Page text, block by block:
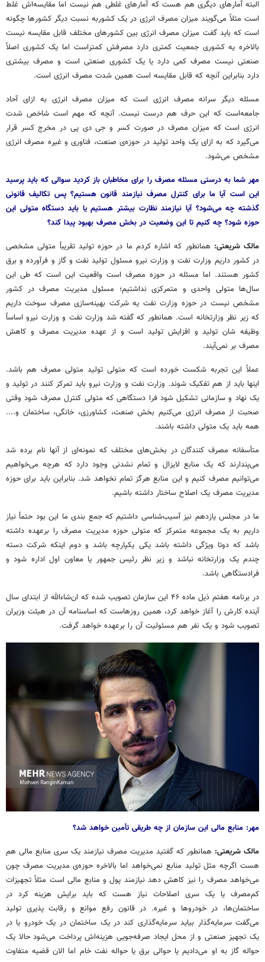
البته آمارهای دیگری هم هست که آمارهای غلطی هم نیست اما مقایسه‌اش غلط
است مثلاً می‌گویند میزان مصرف انرژی در یک کشوربه نسبت دیگر کشورها چگونه
است که باید گفت میزان مصرف انرژی بین کشورهای مختلف قابل مقایسه نیست
بالاخره یه کشوری جمعیت کمتری دارد مصرفش کمتراست اما یک کشوری اصلاً
صنعتی نیست مصرف کمی دارد یا یک کشوری صنعتی است و مصرف بیشتری
دارد بنابراین آنچه که قابل مقایسه است همین شدت مصرف انرژی است.
مسئله دیگر سرانه مصرف انرژی است که میزان مصرف انرژی به ازای آحاد
جامعه‌است که این حرف هم درست نیست. آنچه که مهم است شاخص شدت
انرژی است که میزان مصرف در صورت کسر و جی دی پی در مخرج کسر قرار
می‌گیرد که به ازای یک واحد تولید در حوزه‌ی صنعت، فناوری و غیره مصرف انرژی
مشخص می‌شود.
مهر شما به درستی مسئله مصرف را برای مخاطبان باز کردید سوالی که باید پرسید
این است آیا ما برای کنترل مصرف نیازمند قانون هستیم؟ پس تکالیف قانونی
گذشته چه می‌شود؟ آیا نیازمند نظارت بیشتر هستیم یا باید دستگاه متولی این
حوزه شود؟ چه کنیم تا این وضعیت در بخش مصرف بهبود پیدا کند؟
مالک شریعتی: همانطور که اشاره کردم ما در حوزه تولید تقریباً متولی مشخصی
در کشور داریم وزارت نفت و وزارت نیرو مسئول تولید نفت و گاز و فرآورده و برق
کشور هستند. اما مسئله در حوزه مصرف است واقعیت این است که طی این
سال‌ها متولی واحدی و متمرکزی نداشتیم؛ مسئول مدیریت مصرف در کشور
مشخص نیست در حوزه وزارت نفت یه شرکت بهینه‌سازی مصرف سوخت داریم
که زیر نظر وزارتخانه است. همانطور که گفته شد وزارت نفت و وزارت نیرو اساساً
وظیفه شان تولید و افزایش تولید است و از عهده مدیریت مصرف و کاهش
مصرف بر نمی‌آیند.
عملاً این تجربه شکست خورده است که متولی تولید متولی مصرف هم باشد.
اینها باید از هم تفکیک شوند. وزارت نفت و وزارت نیرو باید تمرکز کنند در تولید و
یک نهاد و سازمانی تشکیل شود فرا دستگاهی که متولی کنترل مصرف شود وقتی
صحبت از مصرف انرژی می‌کنیم بخش صنعت، کشاورزی، خانگی، ساختمان و....
همه باید یک متولی داشته باشند.
متأسفانه مصرف کنندگان در بخش‌های مختلف که نمونه‌ای از آنها نام برده شد
می‌پندارند که یک منابع لایزال و تمام نشدنی وجود دارد که هرچه می‌خواهیم
می‌توانیم مصرف کنیم و این منابع هرگز تمام نخواهد شد. بنابراین باید برای حوزه
مدیریت مصرف یک اصلاح ساختار داشته باشیم.
ما در مجلس یازدهم نیز آسیب‌شناسی داشتیم که جمع بندی ما این بود حتماً نیاز
داریم به یک مجموعه متمرکز که متولی حوزه مدیریت مصرف را برعهده داشته
باشد که دوتا ویژگی داشته باشد یکی یکپارچه باشد و دوم اینکه شرکت دسته
چندم یک وزارتخانه نباشد و زیر نظر رئیس جمهور یا معاون اول اداره شود و
فرادستگاهی باشد.
در برنامه هفتم ذیل ماده ۴۶ این سازمان تصویب شده که ان‌شاءالله از ابتدای سال
آینده کارش را آغاز خواهد کرد، همین روزهاست که اساسنامه آن در هیئت وزیران
تصویب شود و یک نفر هم مسئولیت آن را برعهده خواهد گرفت.
مهر: منابع مالی این سازمان از چه طریقی تأمین خواهد شد؟
مالک شریعتی: همانطور که گفتید مدیریت مصرف نیازمند یک سری منابع مالی هم
هست اگرچه مثل تولید منابع نمی‌خواهد اما بالاخره حوزه‌ی مدیریت مصرف چون
می‌خواهد مصرف را نیز کاهش دهد نیازمند پول و منابع مالی است مثلاً تجهیزات
کم‌مصرف یا یک سری اصلاحات نیاز هست که باید برایش هزینه کرد در
ساختمان‌ها، در خودروها و غیره. در قانون رفع موانع و رقابت پذیری تولید
می‌گفت سرمایه‌گذار بیاید سرمایه‌گذاری کند در یک ساختمان در یک خودرو یا در
یک تجهیز صنعتی و از محل ایجاد صرفه‌جویی هزینه‌اش پرداخت می‌شود حالا یک
حواله گاز به او می‌دادیم یا حوالی برق یا حواله نفت خام اما الان قضیه متفاوت